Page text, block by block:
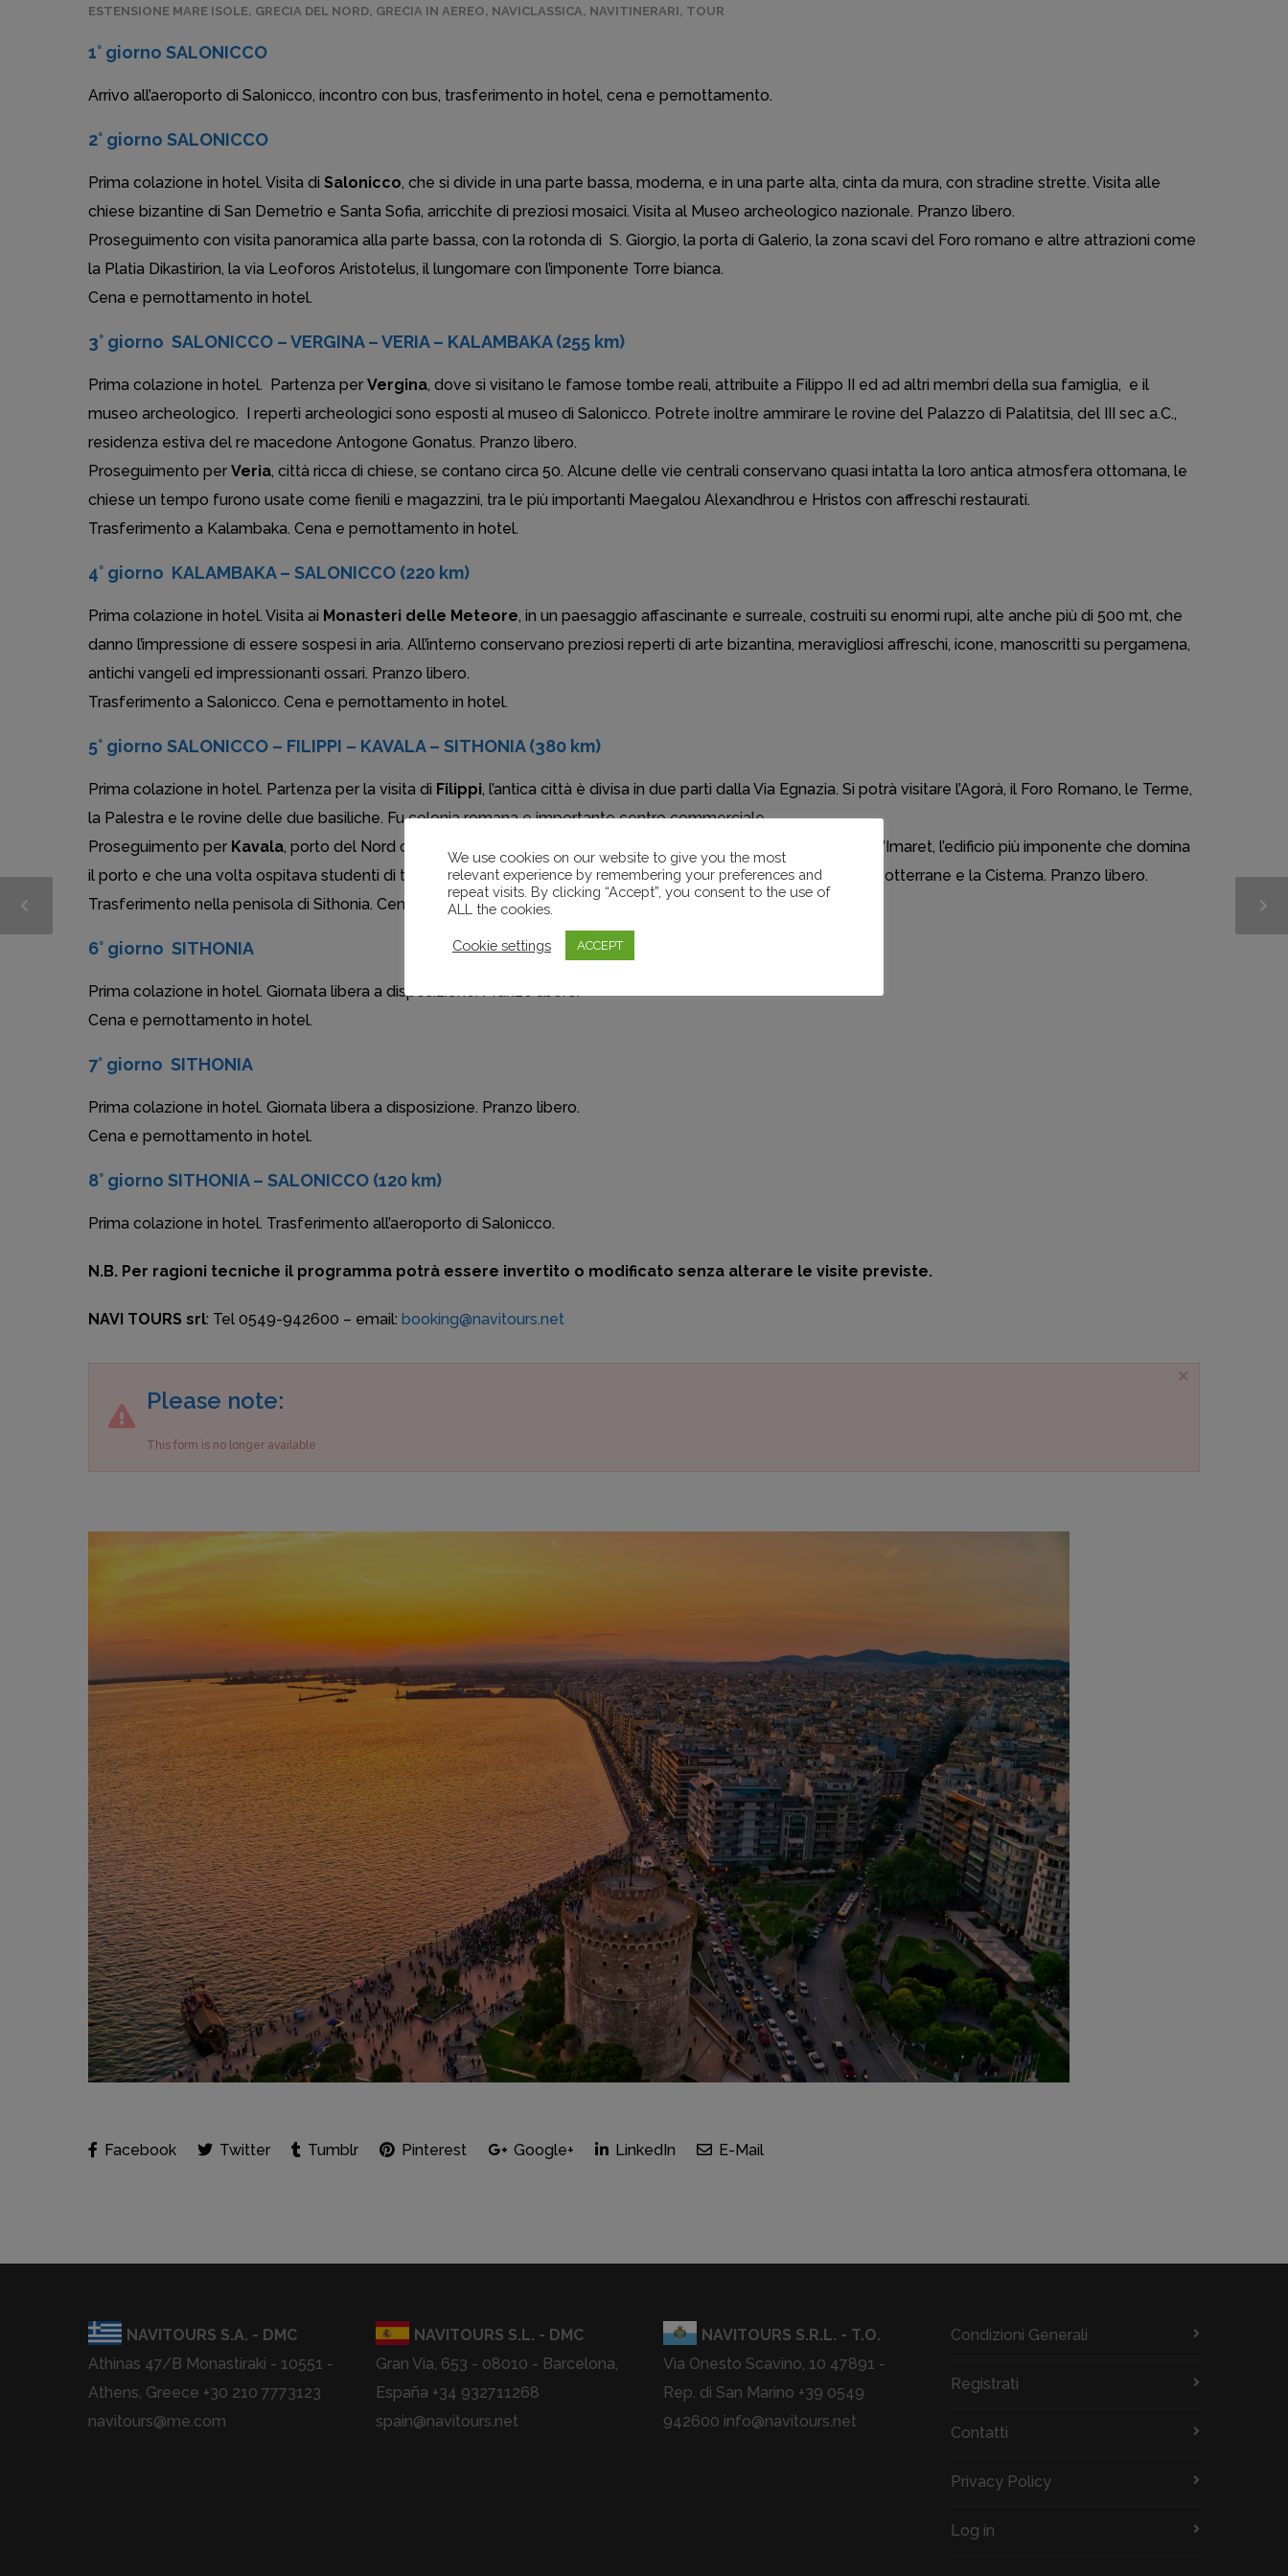
ESTENSIONE MARE ISOLE, GRECIA DEL NORD, GRECIA IN AEREO, NAVICLASSICA, NAVITINERARI, TOUR
1° giorno SALONICCO
Arrivo all’aeroporto di Salonicco, incontro con bus, trasferimento in hotel, cena e pernottamento.
2° giorno SALONICCO
Prima colazione in hotel. Visita di Salonicco, che si divide in una parte bassa, moderna, e in una parte alta, cinta da mura, con stradine strette. Visita alle
chiese bizantine di San Demetrio e Santa Sofia, arricchite di preziosi mosaici. Visita al Museo archeologico nazionale. Pranzo libero.
Proseguimento con visita panoramica alla parte bassa, con la rotonda di S. Giorgio, la porta di Galerio, la zona scavi del Foro romano e altre attrazioni come
la Platia Dikastirion, la via Leoforos Aristotelus, il lungomare con l’imponente Torre bianca.
Cena e pernottamento in hotel.
3° giorno SALONICCO – VERGINA – VERIA – KALAMBAKA (255 km)
Prima colazione in hotel. Partenza per Vergina, dove si visitano le famose tombe reali, attribuite a Filippo II ed ad altri membri della sua famiglia, e il
museo archeologico. I reperti archeologici sono esposti al museo di Salonicco. Potrete inoltre ammirare le rovine del Palazzo di Palatitsia, del III sec a.C.,
residenza estiva del re macedone Antogone Gonatus. Pranzo libero.
Proseguimento per Veria, città ricca di chiese, se contano circa 50. Alcune delle vie centrali conservano quasi intatta la loro antica atmosfera ottomana, le
chiese un tempo furono usate come fienili e magazzini, tra le più importanti Maegalou Alexandhrou e Hristos con affreschi restaurati.
Trasferimento a Kalambaka. Cena e pernottamento in hotel.
4° giorno KALAMBAKA – SALONICCO (220 km)
Prima colazione in hotel. Visita ai Monasteri delle Meteore, in un paesaggio affascinante e surreale, costruiti su enormi rupi, alte anche più di 500 mt, che
danno l’impressione di essere sospesi in aria. All’interno conservano preziosi reperti di arte bizantina, meravigliosi affreschi, icone, manoscritti su pergamena,
antichi vangeli ed impressionanti ossari. Pranzo libero.
Trasferimento a Salonicco. Cena e pernottamento in hotel.
5° giorno SALONICCO – FILIPPI – KAVALA – SITHONIA (380 km)
Prima colazione in hotel. Partenza per la visita di Filippi, l’antica città è divisa in due parti dalla Via Egnazia. Si potrà visitare l’Agorà, il Foro Romano, le Terme,
la Palestra e le rovine delle due basiliche. Fu colonia romana e importante centro commerciale.
Proseguimento per Kavala, porto del Nord della Grecia. In questa città, dal passato turco, possiamo ammirare: l’Imaret, l’edificio più imponente che domina
il porto e che una volta ospitava studenti di teologia; la cittadella bizantina con i suoi bastioni; le torri; le prigioni sotterrane e la Cisterna. Pranzo libero.
Trasferimento nella penisola di Sithonia. Cena e pernottamento in hotel.
6° giorno SITHONIA
Prima colazione in hotel. Giornata libera a disposizione. Pranzo libero.
Cena e pernottamento in hotel.
7° giorno SITHONIA
Prima colazione in hotel. Giornata libera a disposizione. Pranzo libero.
Cena e pernottamento in hotel.
8° giorno SITHONIA – SALONICCO (120 km)
Prima colazione in hotel. Trasferimento all’aeroporto di Salonicco.
N.B. Per ragioni tecniche il programma potrà essere invertito o modificato senza alterare le visite previste.
NAVI TOURS srl: Tel 0549-942600 – email: booking@navitours.net
Please note:
This form is no longer available
Facebook Twitter Tumblr Pinterest Google+ LinkedIn E-Mail
NAVITOURS S.A. - DMC
Athinas 47/B Monastiraki - 10551 -
Athens, Greece +30 210 7773123
navitours@me.com
NAVITOURS S.L. - DMC
Gran Via, 653 - 08010 - Barcelona,
España +34 932711268
spain@navitours.net
NAVITOURS S.R.L. - T.O.
Via Onesto Scavino, 10 47891 -
Rep. di San Marino +39 0549
942600 info@navitours.net
Condizioni Generali
Registrati
Contatti
Privacy Policy
Log in
We use cookies on our website to give you the most
relevant experience by remembering your preferences and
repeat visits. By clicking “Accept”, you consent to the use of
ALL the cookies.
Cookie settings ACCEPT